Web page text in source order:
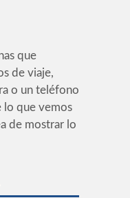
que
de viaje,
o un teléfono
lo que vemos
de mostrar lo